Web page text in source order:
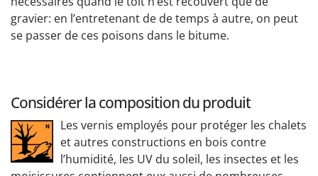
gravier: en l’entretenant de de temps à autre, on peut
se passer de ces poisons dans le bitume.
Considérer la composition du produit
Les vernis employés pour protéger les chalets
et autres constructions en bois contre
l’humidité, les UV du soleil, les insectes et les